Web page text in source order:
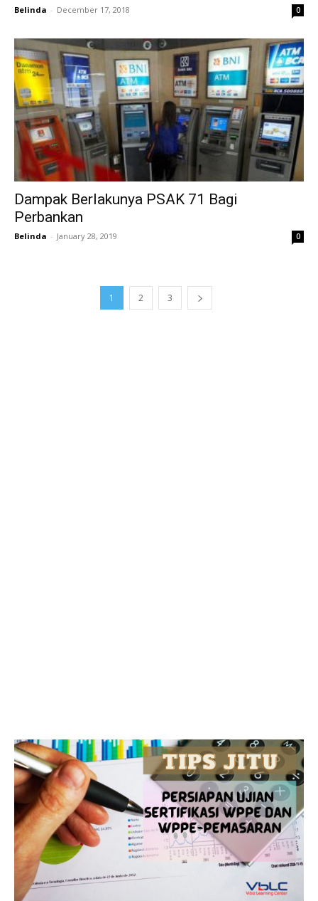
Belinda - December 17, 2018 0
Dampak Berlakunya PSAK 71 Bagi
Perbankan
Belinda - January 28, 2019 0
1 2 3